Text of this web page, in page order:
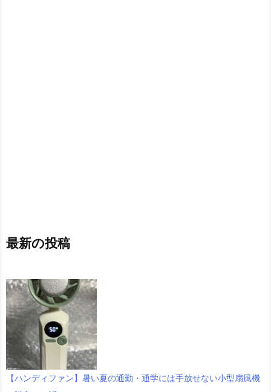
最新の投稿
【ハンディファン】暑い夏の通勤・通学には手放せない小型扇風機